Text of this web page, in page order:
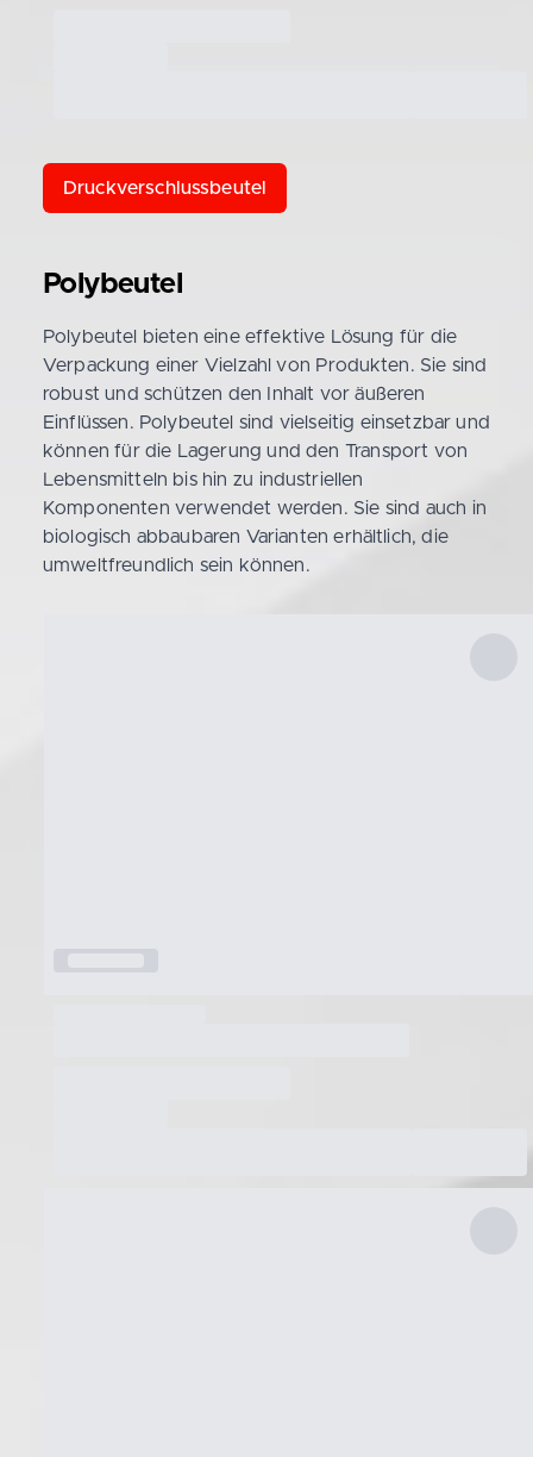
Druckverschlussbeutel
Polybeutel
Polybeutel bieten eine effektive Lösung für die
Verpackung einer Vielzahl von Produkten. Sie sind
robust und schützen den Inhalt vor äußeren
Einflüssen. Polybeutel sind vielseitig einsetzbar und
können für die Lagerung und den Transport von
Lebensmitteln bis hin zu industriellen
Komponenten verwendet werden. Sie sind auch in
biologisch abbaubaren Varianten erhältlich, die
umweltfreundlich sein können.